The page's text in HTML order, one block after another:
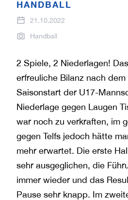
HANDBALL
21.10.2022
Handball
2 Spiele, 2 Niederlagen!
erfreuliche Bilanz nach
Saisonstart der U17-
Niederlage gegen Laugen
war noch zu verkraften, im
gegen Telfs jedoch hätte
mehr erwartet. Die erste
sehr ausgeglichen, die
immer wieder und das
Pause sehr knapp. Im